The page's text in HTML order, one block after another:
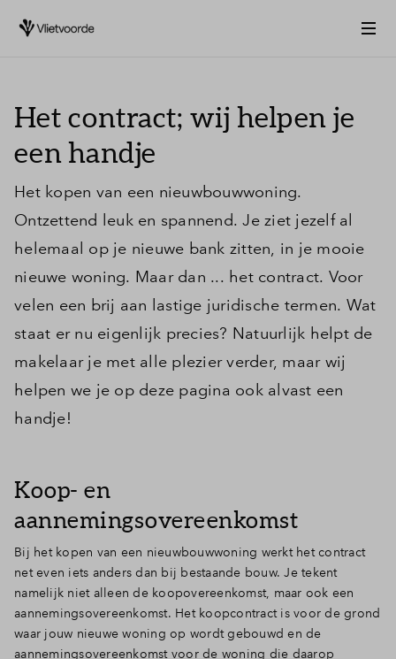
Het contract; wij helpen je
een handje
Het kopen van een nieuwbouwwoning.
Ontzettend leuk en spannend. Je ziet jezelf al
helemaal op je nieuwe bank zitten, in je mooie
nieuwe woning. Maar dan ... het contract. Voor
velen een brij aan lastige juridische termen. Wat
staat er nu eigenlijk precies? Natuurlijk helpt de
makelaar je met alle plezier verder, maar wij
helpen we je op deze pagina ook alvast een
handje!
Koop- en
aannemingsovereenkomst
Bij het kopen van een nieuwbouwwoning werkt het contract
net even iets anders dan bij bestaande bouw. Je tekent
namelijk niet alleen de koopovereenkomst, maar ook een
aannemingsovereenkomst. Het koopcontract is voor de grond
waar jouw nieuwe woning op wordt gebouwd en de
aannemingsovereenkomst voor de woning die daarop